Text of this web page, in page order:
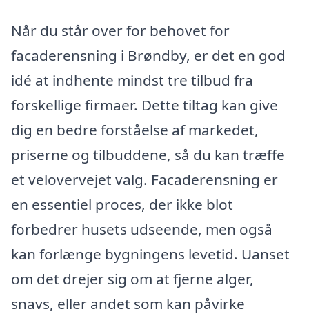
Når du står over for behovet for
facaderensning i Brøndby, er det en god
idé at indhente mindst tre tilbud fra
forskellige firmaer. Dette tiltag kan give
dig en bedre forståelse af markedet,
priserne og tilbuddene, så du kan træffe
et velovervejet valg. Facaderensning er
en essentiel proces, der ikke blot
forbedrer husets udseende, men også
kan forlænge bygningens levetid. Uanset
om det drejer sig om at fjerne alger,
snavs, eller andet som kan påvirke